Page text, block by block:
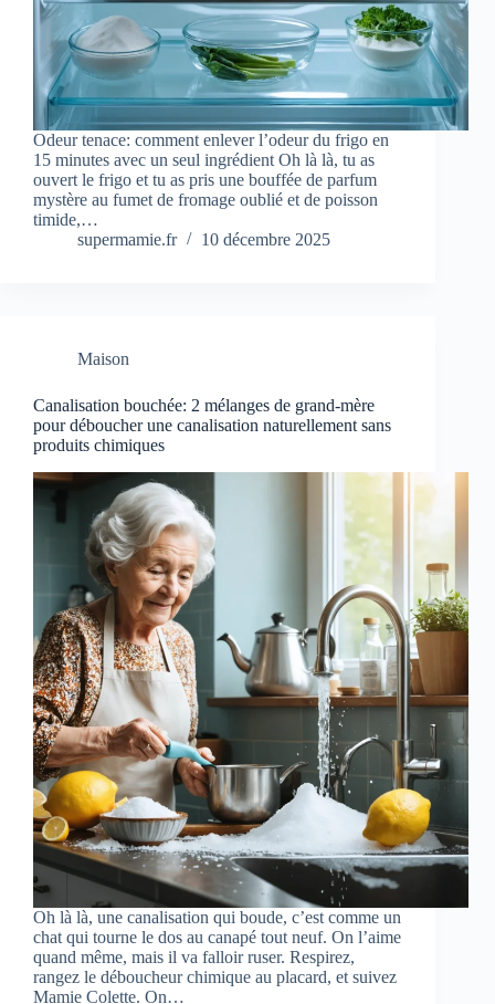
Odeur tenace: comment enlever l’odeur du frigo en
15 minutes avec un seul ingrédient Oh là là, tu as
ouvert le frigo et tu as pris une bouffée de parfum
mystère au fumet de fromage oublié et de poisson
timide,…
supermamie.fr
10 décembre 2025
Maison
Canalisation bouchée: 2 mélanges de grand-mère
pour déboucher une canalisation naturellement sans
produits chimiques
Oh là là, une canalisation qui boude, c’est comme un
chat qui tourne le dos au canapé tout neuf. On l’aime
quand même, mais il va falloir ruser. Respirez,
rangez le déboucheur chimique au placard, et suivez
Mamie Colette. On…